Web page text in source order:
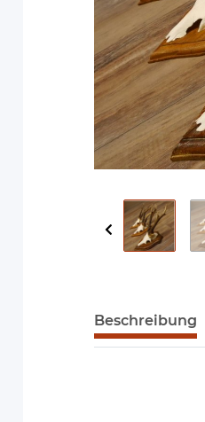
Beschreibung